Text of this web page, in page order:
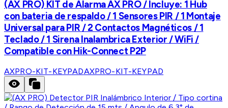
(AX PRO) KIT de Alarma AX PRO / Incluye: 1 Hub
con bateria de respaldo / 1 Sensores PIR / 1 Montaje
Universal para PIR / 2 Contactos Magnéticos / 1
Teclado / 1 Sirena Inalambrica Exterior / WiFi /
Compatible con Hik-Connect P2P
AXPRO-KIT-KEYPADAXPRO-KIT-KEYPAD